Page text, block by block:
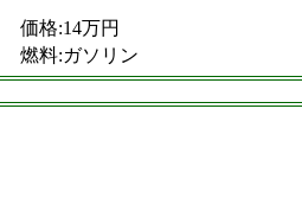
価格:14万円
燃料:ガソリン